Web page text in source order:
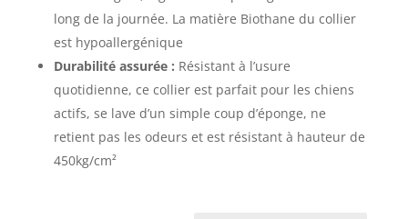
long de la journée. La matière Biothane du collier
est hypoallergénique
Durabilité assurée : Résistant à l’usure
quotidienne, ce collier est parfait pour les chiens
actifs, se lave d’un simple coup d’éponge, ne
retient pas les odeurs et est résistant à hauteur de
450kg/cm²